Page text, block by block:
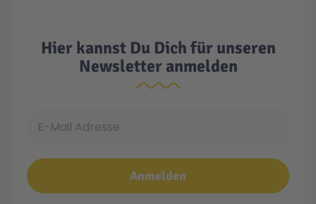
Hier kannst Du Dich für unseren
Newsletter anmelden
Anmelden